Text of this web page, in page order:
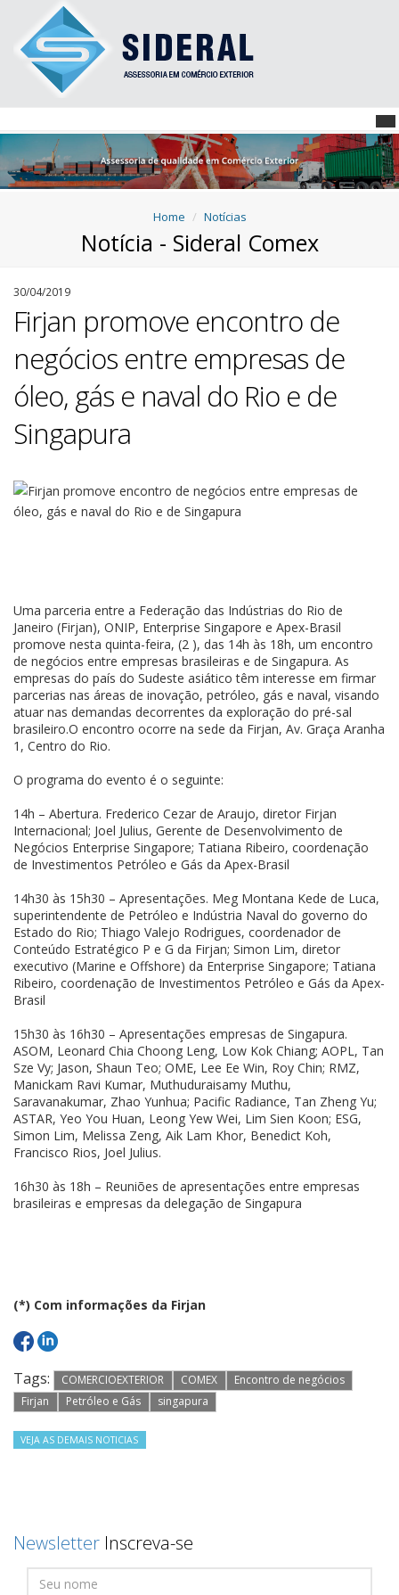
Home Notícias
Notícia - Sideral Comex
30/04/2019
Firjan promove encontro de
negócios entre empresas de
óleo, gás e naval do Rio e de
Singapura
Uma parceria entre a Federação das Indústrias do Rio de
Janeiro (Firjan), ONIP, Enterprise Singapore e Apex-Brasil
promove nesta quinta-feira, (2 ), das 14h às 18h, um encontro
de negócios entre empresas brasileiras e de Singapura. As
empresas do país do Sudeste asiático têm interesse em firmar
parcerias nas áreas de inovação, petróleo, gás e naval, visando
atuar nas demandas decorrentes da exploração do pré-sal
brasileiro.O encontro ocorre na sede da Firjan, Av. Graça Aranha
1, Centro do Rio.
O programa do evento é o seguinte:
14h – Abertura. Frederico Cezar de Araujo, diretor Firjan
Internacional; Joel Julius, Gerente de Desenvolvimento de
Negócios Enterprise Singapore; Tatiana Ribeiro, coordenação
de Investimentos Petróleo e Gás da Apex-Brasil
14h30 às 15h30 – Apresentações. Meg Montana Kede de Luca,
superintendente de Petróleo e Indústria Naval do governo do
Estado do Rio; Thiago Valejo Rodrigues, coordenador de
Conteúdo Estratégico P e G da Firjan; Simon Lim, diretor
executivo (Marine e Offshore) da Enterprise Singapore; Tatiana
Ribeiro, coordenação de Investimentos Petróleo e Gás da Apex-
Brasil
15h30 às 16h30 – Apresentações empresas de Singapura.
ASOM, Leonard Chia Choong Leng, Low Kok Chiang; AOPL, Tan
Sze Vy; Jason, Shaun Teo; OME, Lee Ee Win, Roy Chin; RMZ,
Manickam Ravi Kumar, Muthuduraisamy Muthu,
Saravanakumar, Zhao Yunhua; Pacific Radiance, Tan Zheng Yu;
ASTAR, Yeo You Huan, Leong Yew Wei, Lim Sien Koon; ESG,
Simon Lim, Melissa Zeng, Aik Lam Khor, Benedict Koh,
Francisco Rios, Joel Julius.
16h30 às 18h – Reuniões de apresentações entre empresas
brasileiras e empresas da delegação de Singapura
(*) Com informações da Firjan
Tags: COMERCIOEXTERIOR COMEX
Encontro de negócios
Firjan
Petróleo e Gás singapura
VEJA AS DEMAIS NOTICIAS
Newsletter Inscreva-se